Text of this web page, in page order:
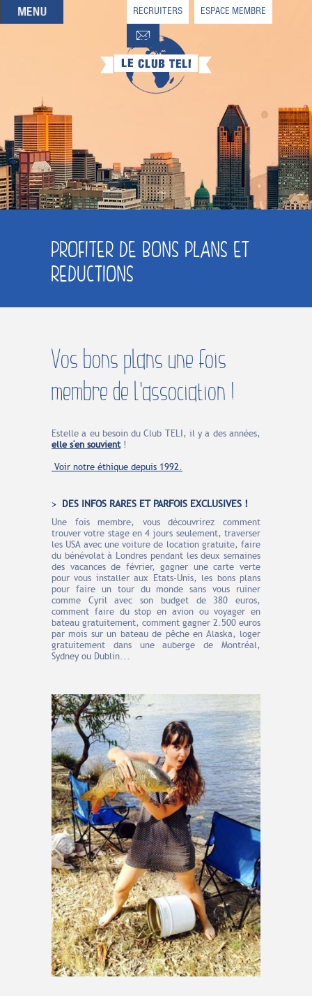
QUI SOMMES-NOUS
QUE CHERCHEZ-VOUS ?
NOS OFFRES PARTENAIRES
DEVENIR MEMBRE
RECRUITERS ESPACE MEMBRE
PROFITER DE BONS PLANS ET
REDUCTIONS
Vos bons plans une fois
membre de l'association !
Estelle a eu besoin du Club TELI, il y a des années,
elle s'en souvient!
Voir notre éthique depuis 1992.
DES INFOS RARES ET PARFOIS EXCLUSIVES !
Une fois membre, vous découvrirez comment
trouver votre stage en 4 jours seulement, traverser
les USA avec une voiture de location gratuite, faire
du bénévolat à Londres pendant les deux semaines
des vacances de février, gagner une carte verte
pour vous installer aux Etats-Unis, les bons plans
pour faire un tour du monde sans vous ruiner
comme Cyril avec son budget de 380 euros,
comment faire du stop en avion ou voyager en
bateau gratuitement, comment gagner 2.500 euros
par mois sur un bateau de pêche en Alaska, loger
gratuitement dans une auberge de Montréal,
Sydney ou Dublin...